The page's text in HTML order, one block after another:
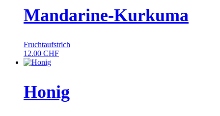
Mandarine-Kurkuma
Fruchtaufstrich
12.00 CHF
Honig